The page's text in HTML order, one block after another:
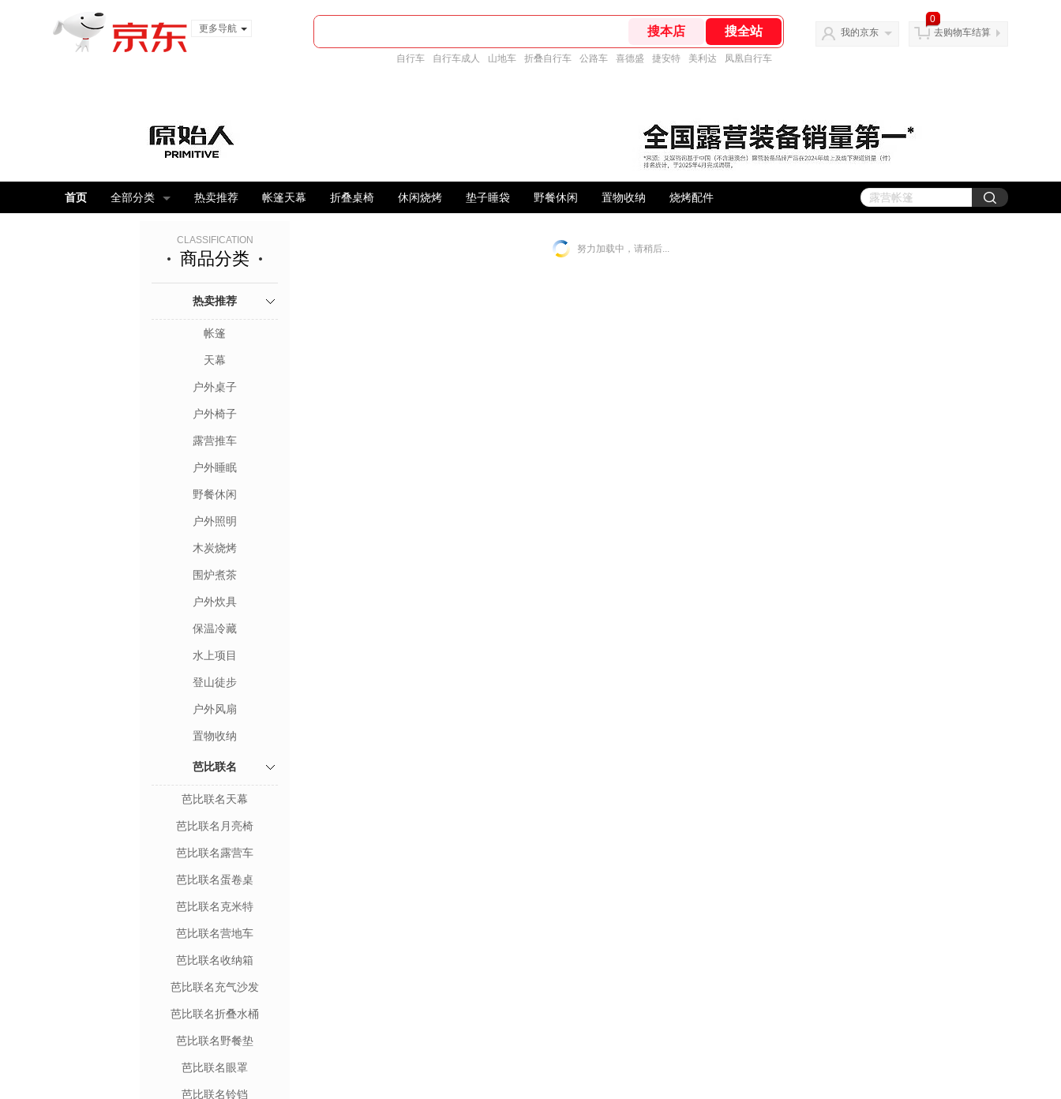
更多导航
自行车 自行车成人 山地车 折叠自行车 公路车 喜德盛 捷安特 美利达 凤凰自行车
我的京东
0
去购物车结算
首页 全部分类 热卖推荐 帐篷天幕 折叠桌椅 休闲烧烤 垫子睡袋 野餐休闲 置物收纳 烧烤配件
CLASSIFICATION
商品分类
热卖推荐
帐篷
天幕
户外桌子
户外椅子
露营推车
户外睡眠
野餐休闲
户外照明
木炭烧烤
围炉煮茶
户外炊具
保温冷藏
水上项目
登山徒步
户外风扇
置物收纳
芭比联名
芭比联名天幕
芭比联名月亮椅
芭比联名露营车
芭比联名蛋卷桌
芭比联名克米特
芭比联名营地车
芭比联名收纳箱
芭比联名充气沙发
芭比联名折叠水桶
芭比联名野餐垫
芭比联名眼罩
芭比联名铃铛
努力加载中，请稍后...